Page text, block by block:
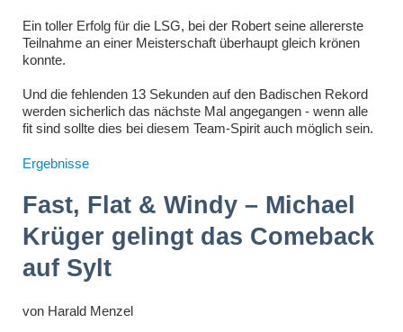
Ein toller Erfolg für die LSG, bei der Robert seine allererste
Teilnahme an einer Meisterschaft überhaupt gleich krönen
konnte.
Und die fehlenden 13 Sekunden auf den Badischen Rekord
werden sicherlich das nächste Mal angegangen - wenn alle
fit sind sollte dies bei diesem Team-Spirit auch möglich sein.
Ergebnisse
Fast, Flat & Windy – Michael
Krüger gelingt das Comeback
auf Sylt
von Harald Menzel